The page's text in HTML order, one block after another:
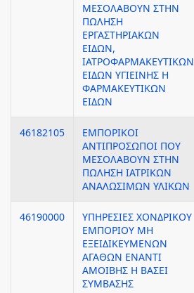
ΜΕΣΟΛΑΒΟΥΝ ΣΤΗΝ
ΠΩΛΗΣΗ
ΕΡΓΑΣΤΗΡΙΑΚΩΝ
ΕΙΔΩΝ,
ΙΑΤΡΟΦΑΡΜΑΚΕΥΤΙΚΩΝ
ΕΙΔΩΝ ΥΓΙΕΙΝΗΣ Η
ΦΑΡΜΑΚΕΥΤΙΚΩΝ
ΕΙΔΩΝ
46182105
ΕΜΠΟΡΙΚΟΙ
ΑΝΤΙΠΡΟΣΩΠΟΙ ΠΟΥ
ΜΕΣΟΛΑΒΟΥΝ ΣΤΗΝ
ΠΩΛΗΣΗ ΙΑΤΡΙΚΩΝ
ΑΝΑΛΩΣΙΜΩΝ ΥΛΙΚΩΝ
46190000
ΥΠΗΡΕΣΙΕΣ ΧΟΝΔΡΙΚΟΥ
ΕΜΠΟΡΙΟΥ ΜΗ
ΕΞΕΙΔΙΚΕΥΜΕΝΩΝ
ΑΓΑΘΩΝ ΕΝΑΝΤΙ
ΑΜΟΙΒΗΣ Η ΒΑΣΕΙ
ΣΥΜΒΑΣΗΣ